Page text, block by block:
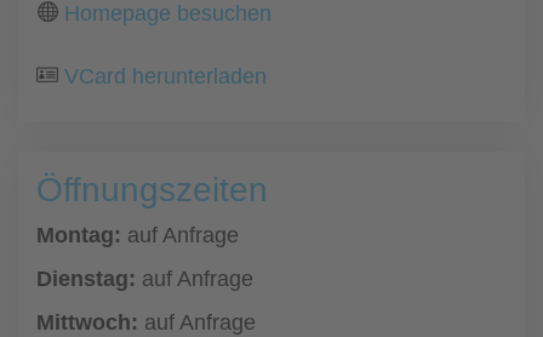
Homepage besuchen
VCard herunterladen
Öffnungszeiten
Montag: auf Anfrage
Dienstag: auf Anfrage
Mittwoch: auf Anfrage